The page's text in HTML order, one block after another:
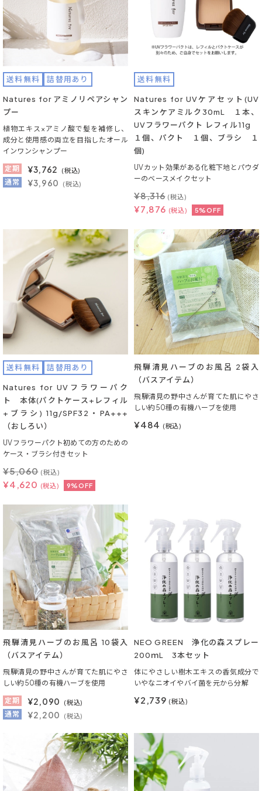
送料無料 詰替用あり
Natures for アミノリペアシャン
プー
植物エキス×アミノ酸で髪を補修し、
成分と使用感の両立を目指したオール
インワンシャンプー
定期
¥3,762 (税込)
通常 ¥3,960 (税込)
送料無料
Natures for UVケアセット(UV
スキンケアミルク30mL １本、
UVフラワーパクト レフィル11g
１個、パクト １個、ブラシ １
個)
UVカット効果がある化粧下地とパウダ
ーのベースメイクセット
¥7,876 (税込) 5%OFF
¥8,316 (税込)
送料無料 詰替用あり
Natures for UVフラワーパク
ト 本体(パクトケース+レフィル
+ブラシ) 11g/SPF32・PA+++
（おしろい）
UVフラワーパクト初めての方のための
ケース・ブラシ付きセット
¥4,620 (税込) 9%OFF
¥5,060 (税込)
飛騨清見ハーブのお風呂 2袋入
（バスアイテム）
飛騨清見の野中さんが育てた肌にやさ
しい約50種の有機ハーブを使用
¥484 (税込)
飛騨清見ハーブのお風呂 10袋入
（バスアイテム）
飛騨清見の野中さんが育てた肌にやさ
しい約50種の有機ハーブを使用
定期
¥2,090 (税込)
通常 ¥2,200 (税込)
NEO GREEN 浄化の森スプレー
200ｍL 3本セット
体にやさしい樹木エキスの香気成分で
いやなニオイやバイ菌を元から分解
¥2,739 (税込)